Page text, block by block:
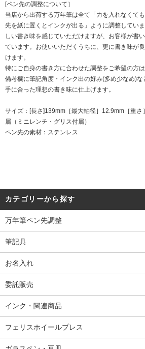
[ペン先の調整について］
当店から出荷する万年筆は全て「力を入れなくて
先を紙に置くとインクが出る」ように調整してい
しい書き味を感じていただけますが、お客様が書
ています。お使いいただくうちに、更に書き味が
けます。
特にご自身の書き方に合わせた調整をご希望の方
備考欄に筆記角度・インク出の好み(多め少なめ)
手に合った理想の書き味に仕上げます。
サイズ：[長さ]139mm［最大軸径］12.9mm［重
属（ミニレンチ・グリス付属）
ペン先の素材：ステンレス
カテゴリーから探す
万年筆ペン先調整
筆記具
お名入れ
委託販売
インク・関連商品
フェリスホイールプレス